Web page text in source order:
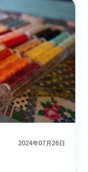
2024年07月26日